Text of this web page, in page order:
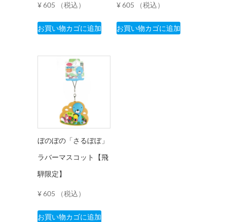
¥605 （税込）
お買い物カゴに追加
¥605 （税込）
お買い物カゴに追加
ぼのぼの「さるぼぼ」
ラバーマスコット【飛
騨限定】
¥605 （税込）
お買い物カゴに追加